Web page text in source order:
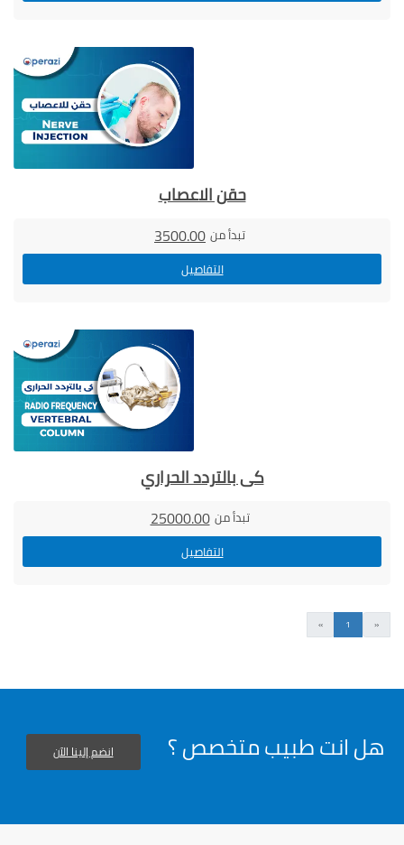
حقن الاعصاب
تبدأ من 3500.00
التفاصيل
كى بالتردد الحراري
تبدأ من 25000.00
التفاصيل
«السابق 1
»التالى
هل انت طبيب متخصص ؟ انضم إلينا الآن